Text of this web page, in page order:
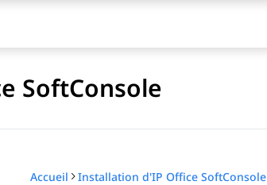
SoftConsole
Accueil Installation d'IP Office SoftConsole